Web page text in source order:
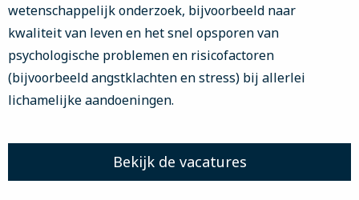
wetenschappelijk onderzoek, bijvoorbeeld naar
kwaliteit van leven en het snel opsporen van
psychologische problemen en risicofactoren
(bijvoorbeeld angstklachten en stress) bij allerlei
lichamelijke aandoeningen.
Bekijk de vacatures